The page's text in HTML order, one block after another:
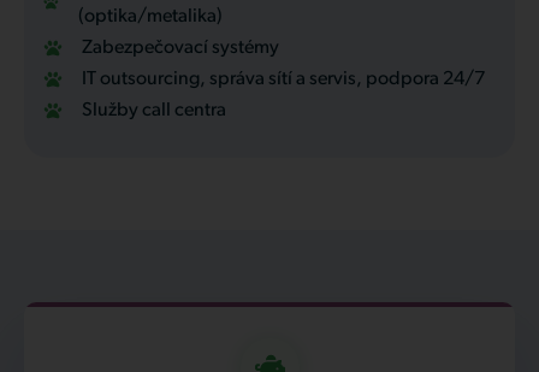
(optika/metalika)
Zabezpečovací systémy
IT outsourcing, správa sítí a servis, podpora 24/7
Služby call centra